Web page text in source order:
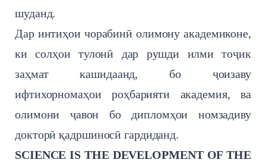
шуданд.
Дар интиҳои чорабинӣ олимону академиконе,
ки солҳои тулонӣ дар рушди илми тоҷик
заҳмат кашидаанд, бо ҷоизаву
ифтихорномаҳои роҳбарияти академия, ва
олимони ҷавон бо дипломҳои номзадиву
докторӣ қадршиносӣ гардиданд.
SCIENCE IS THE DEVELOPMENT OF THE